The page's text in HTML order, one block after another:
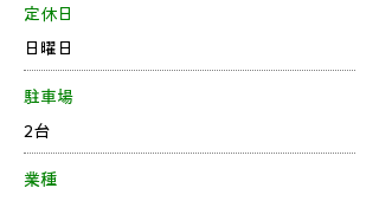
定休日
日曜日
駐車場
2台
業種